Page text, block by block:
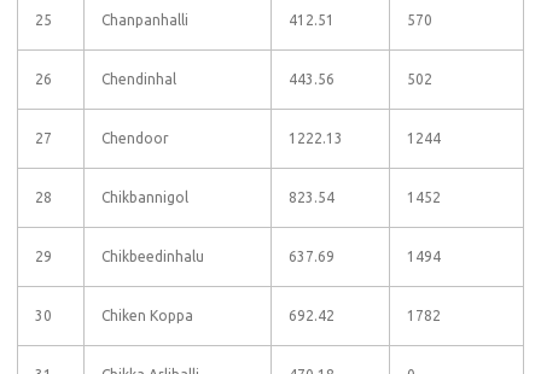
25 Chanpanhalli 412.51 570
26 Chendinhal 443.56 502
27 Chendoor 1222.13 1244
28 Chikbannigol 823.54 1452
29 Chikbeedinhalu 637.69 1494
30 Chiken Koppa 692.42 1782